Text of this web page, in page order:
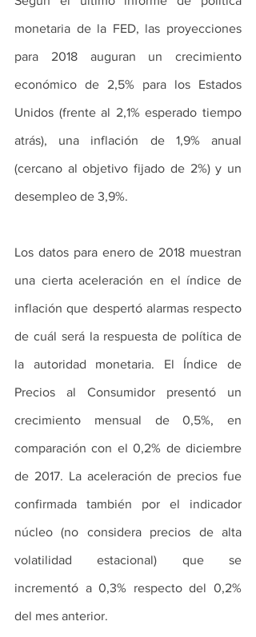
monetaria de la FED, las proyecciones
para 2018 auguran un crecimiento
económico de 2,5% para los Estados
Unidos (frente al 2,1% esperado tiempo
atrás), una inflación de 1,9% anual
(cercano al objetivo fijado de 2%) y un
desempleo de 3,9%.
Los datos para enero de 2018 muestran
una cierta aceleración en el índice de
inflación que despertó alarmas respecto
de cuál será la respuesta de política de
la autoridad monetaria. El Índice de
Precios al Consumidor presentó un
crecimiento mensual de 0,5%, en
comparación con el 0,2% de diciembre
de 2017. La aceleración de precios fue
confirmada también por el indicador
núcleo (no considera precios de alta
volatilidad estacional) que se
incrementó a 0,3% respecto del 0,2%
del mes anterior.